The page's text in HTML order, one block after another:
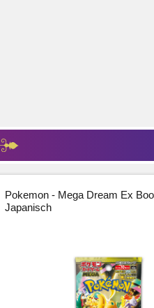
Pokemon - Mega Dream Ex
Japanisch